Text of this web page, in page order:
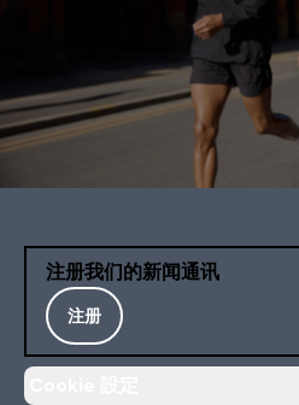
注册我们的新闻通讯
注册